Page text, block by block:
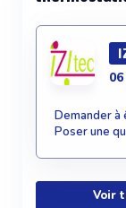
Demander
Poser une
Voir